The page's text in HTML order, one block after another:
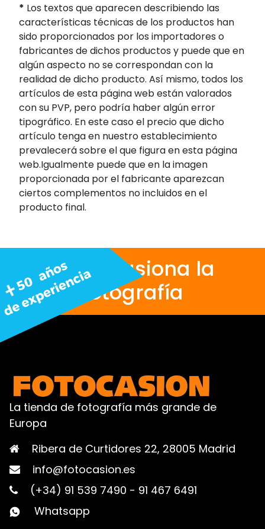
* Los textos que aparecen describiendo las
características técnicas de los productos han
sido proporcionados por los importadores o
fabricantes de dichos productos y puede que en
algún aspecto no se correspondan con la
realidad de dicho producto. Así mismo, todos los
artículos de esta página web están valorados
con su PVP, pero podría haber algún error
tipográfico. En este caso el precio que dicho
artículo tenga en nuestro establecimiento
prevalecerá sobre el que figura en esta página
web.Igualmente puede que en la imagen
proporcionada por el fabricante aparezcan
ciertos complementos no incluidos en el
producto final.
Nos apasiona la
fotografía
La tienda de fotografía más grande de
Europa
Ribera de Curtidores 22, 28005 Madrid
info@fotocasion.es
(+34) 91 539 7490 - 91 467 6491
Whatsapp